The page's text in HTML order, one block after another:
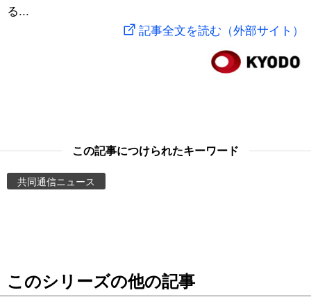
科学・技術
Books
People
公式SNS
る...
記事全文を読む（外部サイト）
この記事につけられたキーワード
共同通信ニュース
このシリーズの他の記事